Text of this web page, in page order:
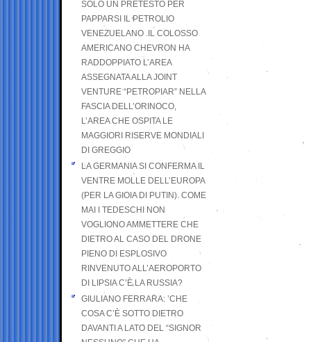
SOLO UN PRETESTO PER
PAPPARSI IL PETROLIO
VENEZUELANO .IL COLOSSO
AMERICANO CHEVRON HA
RADDOPPIATO L’AREA
ASSEGNATA ALLA JOINT
VENTURE “PETROPIAR” NELLA
FASCIA DELL’ORINOCO,
L’AREA CHE OSPITA LE
MAGGIORI RISERVE MONDIALI
DI GREGGIO
LA GERMANIA SI CONFERMA IL
VENTRE MOLLE DELL’EUROPA
(PER LA GIOIA DI PUTIN). COME
MAI I TEDESCHI NON
VOGLIONO AMMETTERE CHE
DIETRO AL CASO DEL DRONE
PIENO DI ESPLOSIVO
RINVENUTO ALL’AEROPORTO
DI LIPSIA C’È LA RUSSIA?
GIULIANO FERRARA: ’CHE
COSA C’È SOTTO DIETRO
DAVANTI A LATO DEL “SIGNOR